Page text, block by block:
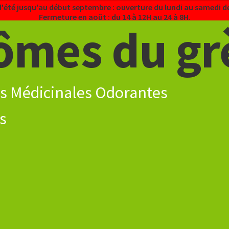
jusqu'au début septembre : ouverture du lundi au samedi de
Fermeture en août : du 14 à 12H au 24 à 8H.
du
Médicinales Odorantes